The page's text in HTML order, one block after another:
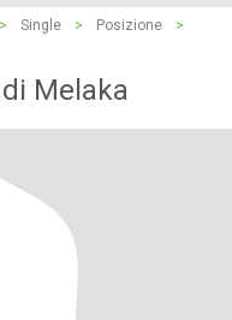
> Single > Posizione
>
Melaka